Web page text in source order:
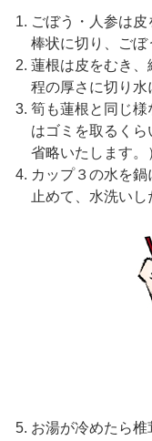
ごぼう・人参は
棒状に切り、ごぼ
蓮根は皮をむき、
程の厚さに切り水
筍も蓮根と同じ
はゴミを取るく
省略いたします。
カップ３の水を
止めて、水洗いし
お湯が冷めたら